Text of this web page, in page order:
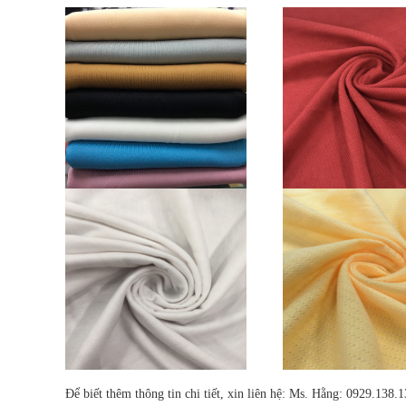
Để biết thêm thông tin chi tiết, xin liên hệ: Ms. Hằng: